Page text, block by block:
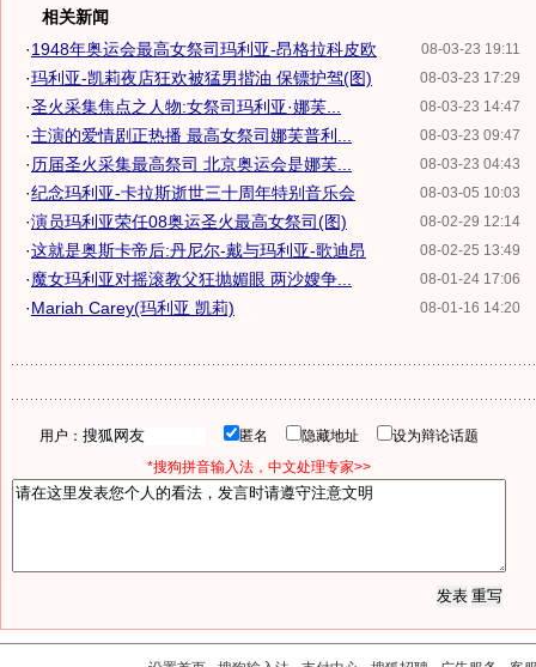
相关新闻
08-03-23 19:11
·1948年奥运会最高女祭司玛利亚-昂格拉科皮欧
08-03-23 17:29
·玛利亚-凯莉夜店狂欢被猛男揩油 保镖护驾(图)
08-03-23 14:47
·圣火采集焦点之人物:女祭司玛利亚·娜芙...
08-03-23 09:47
·主演的爱情剧正热播 最高女祭司娜芙普利...
08-03-23 04:43
· 历届圣火采集最高祭司 北京奥运会是娜芙...
08-03-05 10:03
·纪念玛利亚-卡拉斯逝世三十周年特别音乐会
08-02-29 12:14
·演员玛利亚荣任08奥运圣火最高女祭司(图)
08-02-25 13:49
·这就是奥斯卡帝后:丹尼尔-戴与玛利亚-歌迪昂
08-01-24 17:06
·魔女玛利亚对摇滚教父狂抛媚眼 两沙嫂争...
08-01-16 14:20
·Mariah Carey(玛利亚 凯莉)
用户： 匿名 隐藏地址
设为辩论话题
*搜狗拼音输入法，中文处理专家>>